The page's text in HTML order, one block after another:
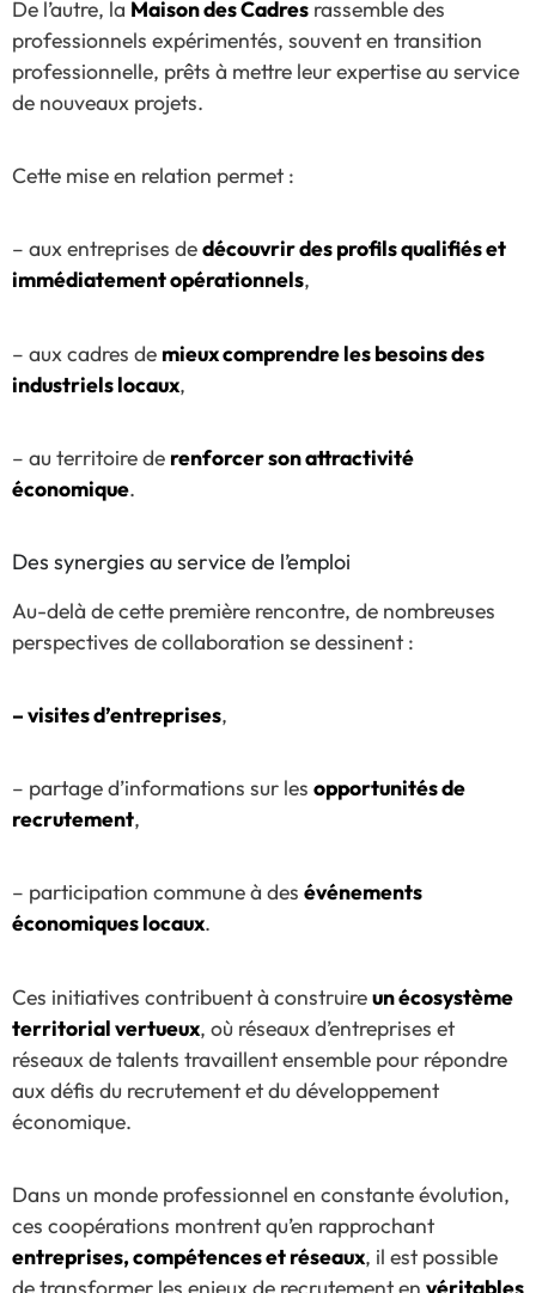
De l’autre, la Maison des Cadres rassemble des
professionnels expérimentés, souvent en transition
professionnelle, prêts à mettre leur expertise au service
de nouveaux projets.
Cette mise en relation permet :
– aux entreprises dedécouvrir des profils qualifiés et
immédiatement opérationnels,
– aux cadres de mieux comprendre les besoins des
industriels locaux,
– au territoire de renforcer son attractivité
économique.
Des synergies au service de l’emploi
Au-delà de cette première rencontre, de nombreuses
perspectives de collaboration se dessinent :
– visites d’entreprises,
– partage d’informations sur les opportunités de
recrutement,
– participation commune à des événements
économiques locaux.
Ces initiatives contribuent à construireun écosystème
territorial vertueux, où réseaux d’entreprises et
réseaux de talents travaillent ensemble pour répondre
aux défis du recrutement et du développement
économique.
Dans un monde professionnel en constante évolution,
ces coopérations montrent qu’en rapprochant
entreprises, compétences et réseaux, il est possible
de transformer les enjeux de recrutement en véritables